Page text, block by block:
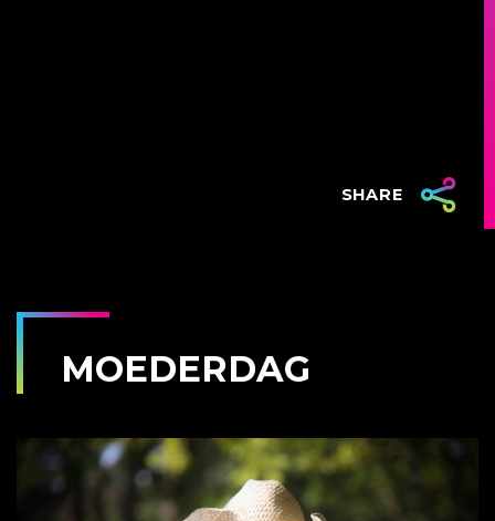
SHARE
MOEDERDAG